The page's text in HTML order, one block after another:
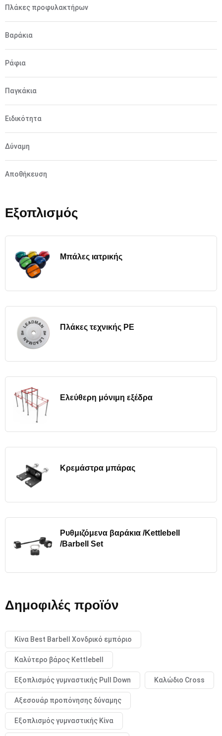
Πλάκες προφυλακτήρων
Βαράκια
Ράφια
Παγκάκια
Ειδικότητα
Δύναμη
Αποθήκευση
Εξοπλισμός
Μπάλες ιατρικής
Πλάκες τεχνικής PE
Ελεύθερη μόνιμη εξέδρα
Κρεμάστρα μπάρας
Ρυθμιζόμενα βαράκια /Kettlebell
/Barbell Set
Δημοφιλές προϊόν
Κίνα Best Barbell Χονδρικό εμπόριο
Καλύτερο βάρος Kettlebell
Εξοπλισμός γυμναστικής Pull Down Καλώδιο Cross
Αξεσουάρ προπόνησης δύναμης
Εξοπλισμός γυμναστικής Κίνα